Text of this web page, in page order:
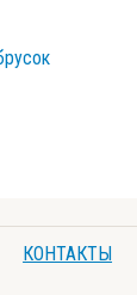
КОНТАКТЫ